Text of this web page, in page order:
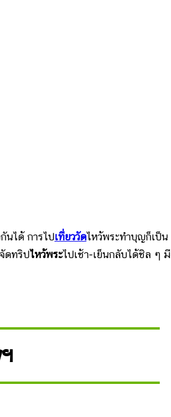
ได้ การไปเที่ยววัดไหว้พระทำบุญก็เป็น
ดทริปไหว้พระไปเช้า-เย็นกลับได้ชิล ๆ มี